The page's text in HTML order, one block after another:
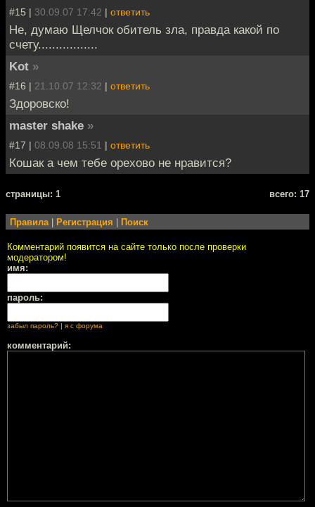
#15 | 30.09.07 17:42 | ответить
Не, думаю Щелчок обитель зла, правда какой по
счету.................
Kot »
#16 | 21.10.07 12:32 | ответить
Здоровско!
master shake »
#17 | 08.09.08 15:51 | ответить
Кошак а чем тебе орехово не нравится?
cтраницы: 1 всего: 17
Правила Регистрация Поиск
Комментарий появится на сайте только после проверки
модератором!
имя:
пароль:
забыл пароль? | я с форума
комментарий: